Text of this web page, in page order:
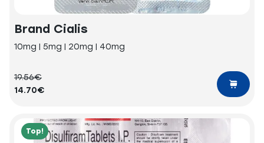
Brand Cialis
10mg | 5mg | 20mg | 40mg
19.56€
14.70€
Top!